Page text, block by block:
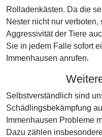
Rolladenkästen. Da die
Nester nicht nur
Aggressivität der Tiere
Sie in jedem Falle sofort
Immenhausen anrufen.
Selbstverständlich sind
Schädlingsbekämpfung
Immenhausen Probleme
Dazu zählen